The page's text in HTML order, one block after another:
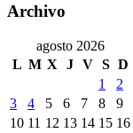
Archivo
agosto 2026
L M X J V S D
1
2
3
4 5 6 7 8
9
10 11 12 13 14 15 16